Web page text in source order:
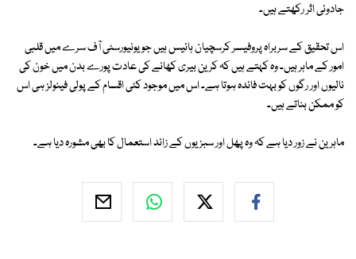
جادوئی اثر رکھتے ہیں۔
اس تحقیق کے سربراہ پروفیسر کرسچیان ہائیس ہیں جو یونیورسٹی آف سرے میں قلبی
امور کے ماہر ہیں۔ وہ کہتے ہیں کہ کرین بیری کھانے کی عادت پورے بدن میں خون کی
نالیوں اور رگوں کو بہت فائدہ ہوتا ہے۔ اس میں موجود کئی اقسام کے پولی فینولز ہی اس
کو ممکن بناتے ہیں۔
ماہرین نے زور دیا ہے کہ وہ پھل اور سبزیوں کے زائد استعمال کا بھی مشورہ دیا ہے۔